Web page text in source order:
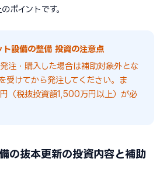
ポイントです。
ト設備の整備 投資の注意点
注・購入した場合は補助対象外とな
受けてから発注してください。ま
（税抜投資額1,500万円以上）が必
の抜本更新の投資内容と補助